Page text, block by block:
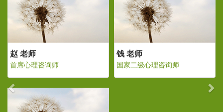
老师
二级心理咨询师
赵 老师
首席心理咨询师